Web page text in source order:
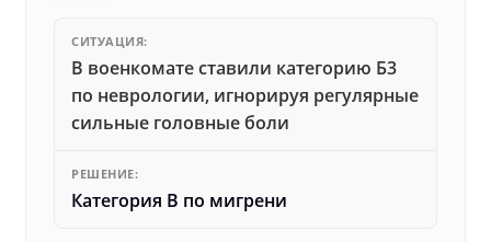
СИТУАЦИЯ:
В военкомате ставили категорию Б3
по неврологии, игнорируя регулярные
сильные головные боли
РЕШЕНИЕ:
Категория В по мигрени